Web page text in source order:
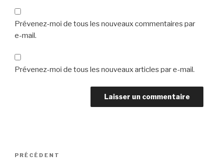
Prévenez-moi de tous les nouveaux commentaires par
e-mail.
Prévenez-moi de tous les nouveaux articles par e-mail.
Navigation
Article
PRÉCÉDENT